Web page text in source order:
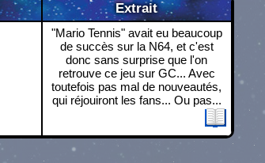
Extrait
"Mario Tennis" avait eu beaucoup
de succès sur la N64, et c'est
donc sans surprise que l'on
retrouve ce jeu sur GC... Avec
toutefois pas mal de nouveautés,
qui réjouiront les fans... Ou pas...